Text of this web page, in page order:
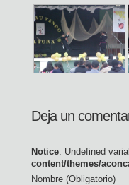
Deja un
Notice: Undefined
content/themes/
Nombre (Obligatorio)